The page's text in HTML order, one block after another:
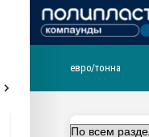
евро/тонна